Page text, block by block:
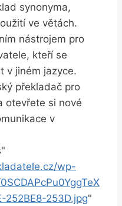
synonyma,
ve větách.
nástrojem pro
kteří se
v jiném jazyce.
překladač pro
otevřete si nové
v
wp-
252BE8-253D.jpg"